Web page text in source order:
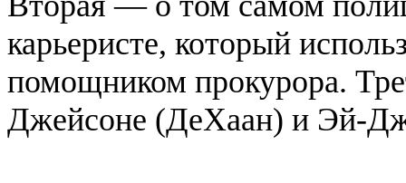
карьеристе, который
помощником прокурора.
Джейсоне (ДеХаан) и Эй-